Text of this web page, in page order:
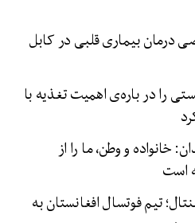
درمان بیماری‌ قلبی در کابل
را در باره‌ی اهمیت تغذیه با
خانواده و وطن، ما را از
است
تیم فوتسال افغانستان به